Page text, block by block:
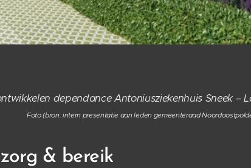
dependance Antoniusziekenhuis Sneek –
Foto (bron: intern presentatie aan leden gemeenteraad
& bereik